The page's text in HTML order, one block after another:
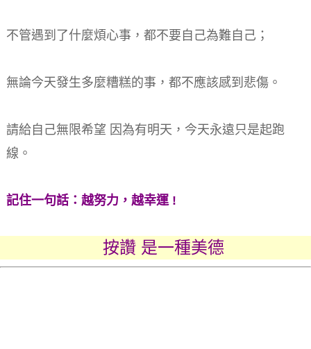
不管遇到了什麼煩心事，都不要自己為難自己；
無論今天發生多麼糟糕的事，都不應該感到悲傷。
請給自己無限希望 因為有明天，今天永遠只是起跑
線。
記住一句話：越努力，越幸運 !
按讚 是一種美德